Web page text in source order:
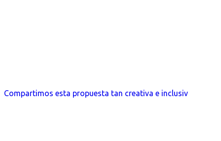
Compartimos esta propuesta tan creativa e inclusiv